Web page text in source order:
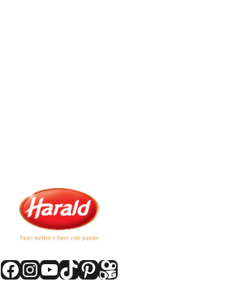
Facebook
Instagram
Youtube
TikTok
Pinterest
Kwai